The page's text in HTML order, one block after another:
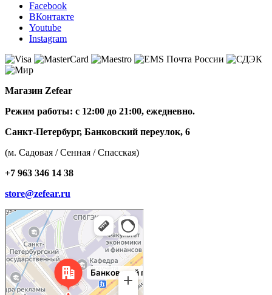
Facebook
ВКонтакте
Youtube
Instagram
Магазин Zefear
Режим работы: с 12:00 до 21:00, ежедневно.
Санкт-Петербург, Банковский переулок, 6
(м. Садовая / Сенная / Спасская)
+7 963 346 14 38
store@zefear.ru
Санкт‑Петербург
Банковский переулок, 6 — Яндекс Карты